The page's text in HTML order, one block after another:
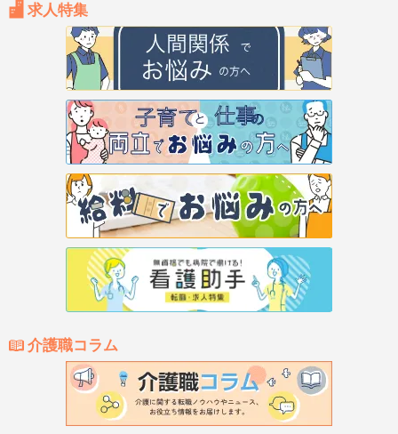
求人特集
介護職コラム